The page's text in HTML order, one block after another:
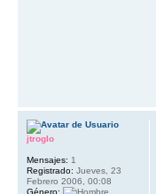
jtroglo
Mensajes: 1
Registrado: Jueves, 23
Febrero 2006, 00:08
Género: